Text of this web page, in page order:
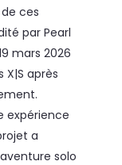
ces
par Pearl
mars 2026
X|S après
expérience
a
solo